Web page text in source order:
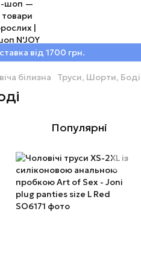
від 1700 грн.
білизна Труси, Шорти, Боді
Популярні